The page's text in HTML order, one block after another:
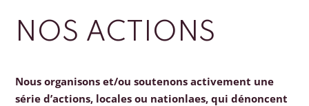
NOS ACTIONS
Nous organisons et/ou soutenons activement une
série d’actions, locales ou nationlaes, qui dénoncent